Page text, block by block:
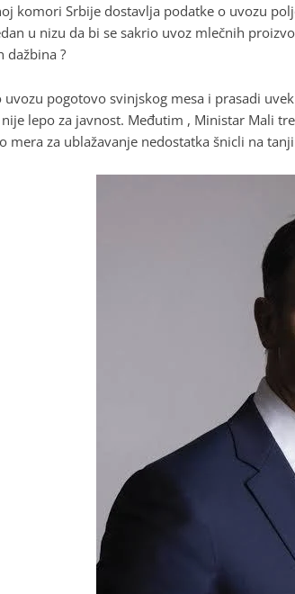
komori Srbije dostavlja podatke o uvozu
u nizu da bi se sakrio uvoz mlečnih
dažbina ?
uvozu pogotovo svinjskog mesa i prasadi
lepo za javnost. Međutim , Ministar Mali
mera za ublažavanje nedostatka šnicli na